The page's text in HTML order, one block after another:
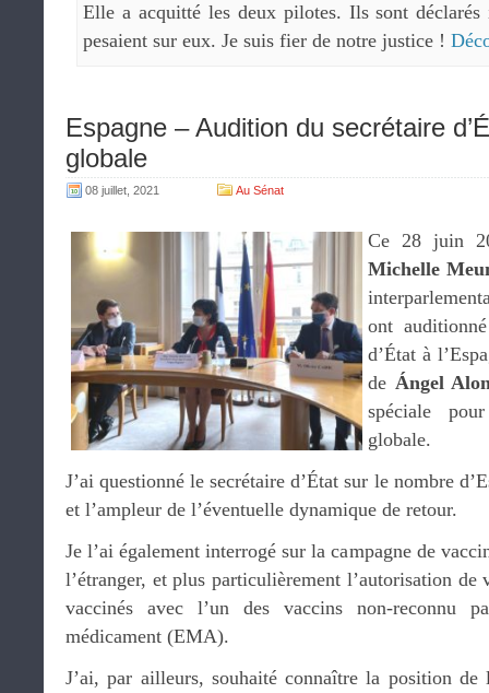
Elle a acquitté les deux pilotes. Ils sont déclarés
pesaient sur eux. Je suis fier de notre justice !
Espagne – Audition du secrétaire
globale
08 juillet, 2021 Au Sénat
Ce 28 juin
Michelle
ont
d’État à
de Ángel
spéciale
globale.
J’ai questionné le secrétaire d’État sur le nombre
et l’ampleur de l’éventuelle dynamique de retour.
Je l’ai également interrogé sur la campagne de
l’étranger, et plus particulièrement l’autorisation de
vaccinés avec l’un des vaccins non-reconnu
médicament (EMA).
J’ai, par ailleurs, souhaité connaître la position de